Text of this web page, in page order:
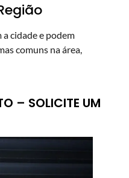
cidade e podem
comuns na área,
– SOLICITE UM